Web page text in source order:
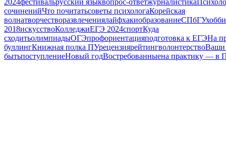
2024фестивальрусский языквопрос-ответжурналистика
сочиненийЧто почитатьсоветы психологаКорейская
волнатворчестворазвлечениялайфхакиобразованиеСПбГУхобби
2018искусствоКолледжиЕГЭ 2024спортКуда
сходитьолимпиадыОГЭпрофориентацияподготовка к ЕГЭНа
буллингКнижная полка ПУрецензиярейтингволонтерствоВаши
бытьпоступлениеНовый годВостребованныена практику — в